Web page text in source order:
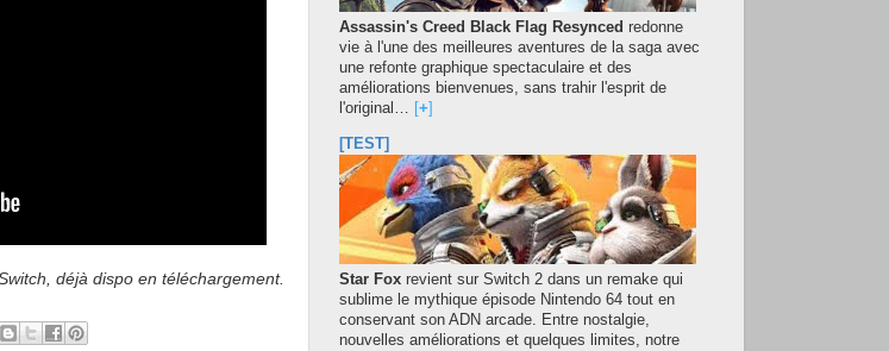
déjà dispo en téléchargement.
Assassin's Creed Black Flag Resynced redonne
vie à l'une des meilleures aventures de la saga avec
une refonte graphique spectaculaire et des
améliorations bienvenues, sans trahir l'esprit de
l'original…
+
[TEST]
Star Fox revient sur Switch 2 dans un remake qui
sublime le mythique épisode Nintendo 64 tout en
conservant son ADN arcade. Entre nostalgie,
nouvelles améliorations et quelques limites, notre